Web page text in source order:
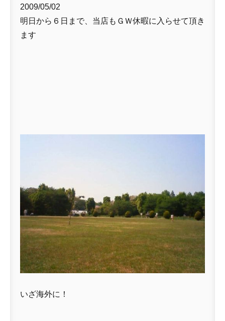
2009/05/02
明日から６日まで、当店もＧＷ休暇に入らせて頂き
ます
いざ海外に！